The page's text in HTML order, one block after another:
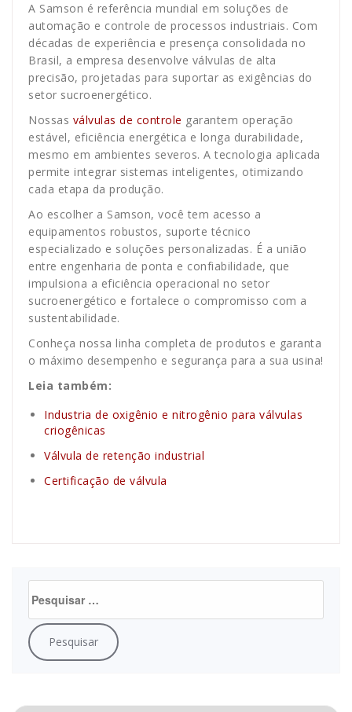
A Samson é referência mundial em soluções de
automação e controle de processos industriais. Com
décadas de experiência e presença consolidada no
Brasil, a empresa desenvolve válvulas de alta
precisão, projetadas para suportar as exigências do
setor sucroenergético.
Nossas válvulas de controle garantem operação
estável, eficiência energética e longa durabilidade,
mesmo em ambientes severos. A tecnologia aplicada
permite integrar sistemas inteligentes, otimizando
cada etapa da produção.
Ao escolher a Samson, você tem acesso a
equipamentos robustos, suporte técnico
especializado e soluções personalizadas. É a união
entre engenharia de ponta e confiabilidade, que
impulsiona a eficiência operacional no setor
sucroenergético e fortalece o compromisso com a
sustentabilidade.
Conheça nossa linha completa de produtos e garanta
o máximo desempenho e segurança para a sua usina!
Leia também:
Industria de oxigênio e nitrogênio para válvulas
criogênicas
Válvula de retenção industrial
Certificação de válvula